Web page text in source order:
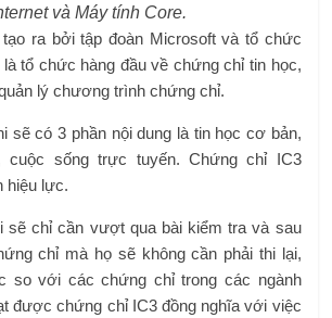
và Máy tính Core.
ra bởi tập đoàn Microsoft và tổ chức
tổ chức hàng đầu về chứng chỉ tin học,
lý chương trình chứng chỉ.
sẽ có 3 phần nội dung là tin học cơ bản,
cuộc sống trực tuyến. Chứng chỉ IC3
hiệu lực.
sẽ chỉ cần vượt qua bài kiểm tra và sau
chỉ mà họ sẽ không cần phải thi lại,
so với các chứng chỉ trong các ngành
được chứng chỉ IC3 đồng nghĩa với việc